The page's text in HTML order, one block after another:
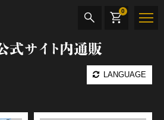
式サイト内通販
LANGUAGE
0